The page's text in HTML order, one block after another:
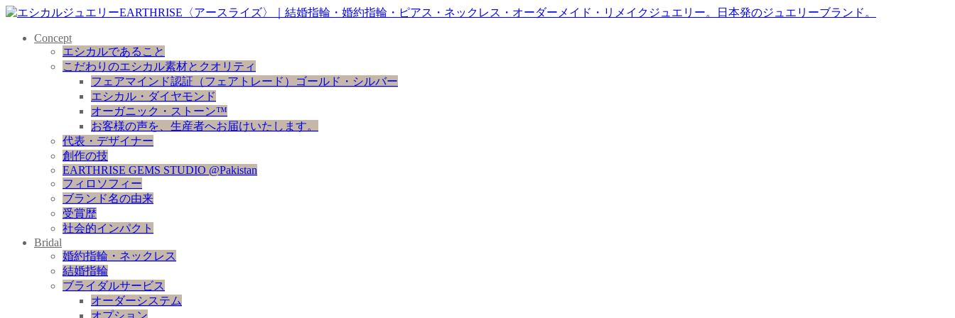
Concept
エシカルであること
こだわりのエシカル素材とクオリティ
フェアマインド認証（フェアトレード）ゴールド・シルバー
エシカル・ダイヤモンド
オーガニック・ストーン™
お客様の声を、生産者へお届けいたします。
代表・デザイナー
創作の技
EARTHRISE GEMS STUDIO @Pakistan
フィロソフィー
ブランド名の由来
受賞歴
社会的インパクト
Bridal
婚約指輪・ネックレス
結婚指輪
ブライダルサービス
オーダーシステム
オプション